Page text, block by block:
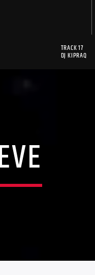
TRACK 17
DJ KIPRAQ